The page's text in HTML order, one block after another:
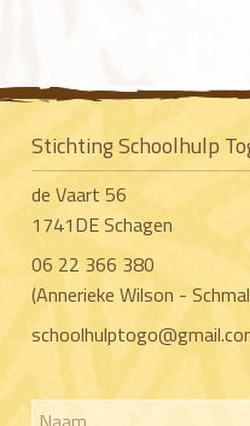
Stichting Schoolhulp
de Vaart 56
1741DE Schagen
06 22 366 380
(Annerieke Wilson -